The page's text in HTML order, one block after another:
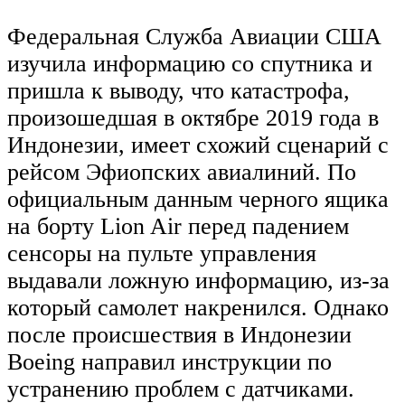
Федеральная Служба Авиации США
изучила информацию со спутника и
пришла к выводу, что катастрофа,
произошедшая в октябре 2019 года в
Индонезии, имеет схожий сценарий с
рейсом Эфиопских авиалиний. По
официальным данным черного ящика
на борту Lion Air перед падением
сенсоры на пульте управления
выдавали ложную информацию, из-за
который самолет накренился. Однако
после происшествия в Индонезии
Boeing направил инструкции по
устранению проблем с датчиками.